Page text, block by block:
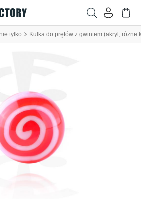
tylko Kulka do prętów z gwintem (akryl, różne